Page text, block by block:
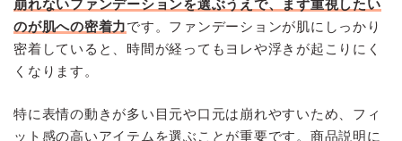
崩れないファンデーションを選ぶうえで、まず重視したい
のが肌への密着力です。ファンデーションが肌にしっかり
密着していると、時間が経ってもヨレや浮きが起こりにく
くなります。
特に表情の動きが多い目元や口元は崩れやすいため、フィ
ット感の高いアイテムを選ぶことが重要です。商品説明に